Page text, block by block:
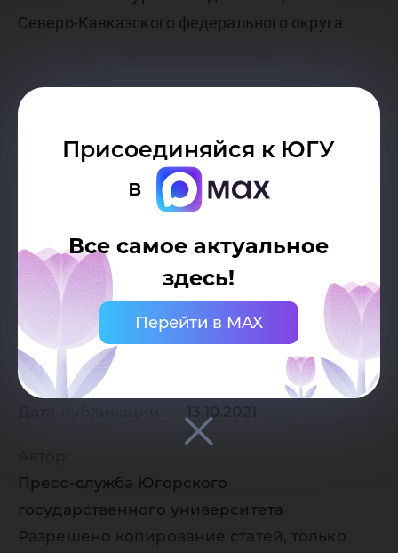
Присоединяйся к ЮГУ
в
Все самое актуальное
здесь!
Перейти в MAX
Северо-Кавказского федерального округа.
13.10.2021
Пресс-служба Югорского
государственного университета
Разрешено копирование статей, только